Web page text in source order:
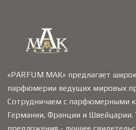
«PARFUM MAK» предлагает
парфюмерии ведущих мировых
Сотрудничаем с парфюмерными
Германии, Франции и Швейцарии.